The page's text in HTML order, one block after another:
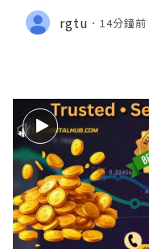
rgtu 14分鐘前